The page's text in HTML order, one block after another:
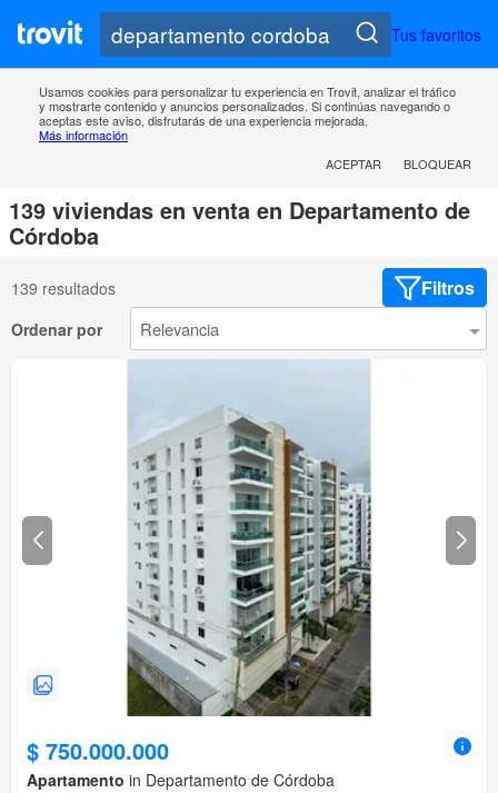
Tus favoritos
Usamos cookies para personalizar tu experiencia en Trovit, analizar el tráfico
y mostrarte contenido y anuncios personalizados. Si continúas navegando o
aceptas este aviso, disfrutarás de una experiencia mejorada.
Más información
ACEPTAR
BLOQUEAR
139 viviendas en venta en Departamento de
Córdoba
139 resultados Filtros
Ordenar por
$ 750.000.000
Apartamento in Departamento de Córdoba